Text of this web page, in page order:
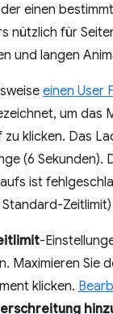
einen
nützlich für
und langen
einen User
um das
klicken. Das
(6 Sekunden).
ist
-
Maximieren Sie
klicken.